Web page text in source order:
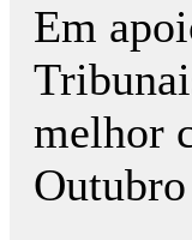
Em
melhor